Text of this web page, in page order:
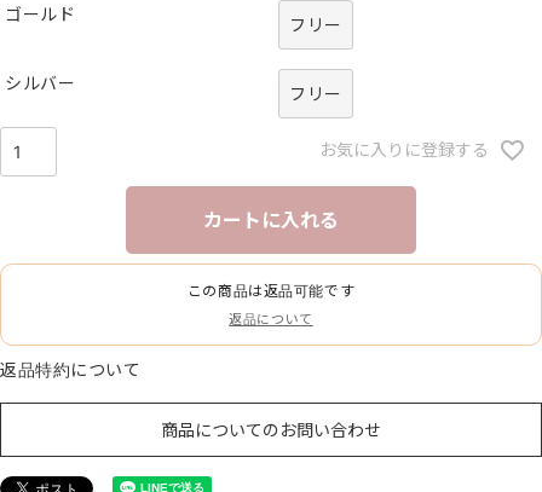
ゴールド
フリー
シルバー
フリー
お気に入りに登録する
カートに入れる
この商品は返品可能です
返品について
返品特約について
商品についてのお問い合わせ